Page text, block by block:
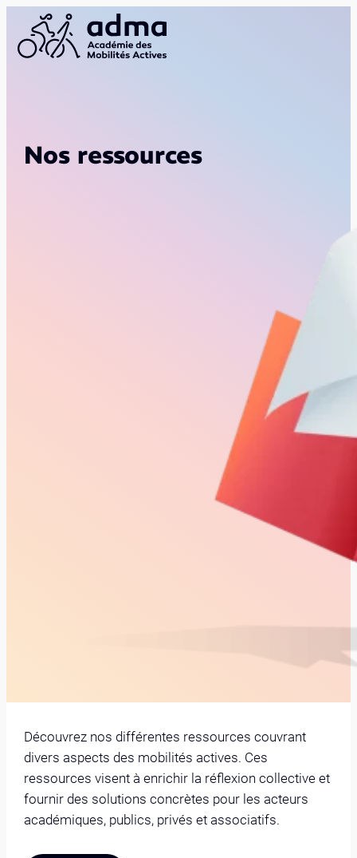
Nos ressources
Découvrez nos différentes ressources couvrant
divers aspects des mobilités actives. Ces
ressources visent à enrichir la réflexion collective et
fournir des solutions concrètes pour les acteurs
académiques, publics, privés et associatifs.